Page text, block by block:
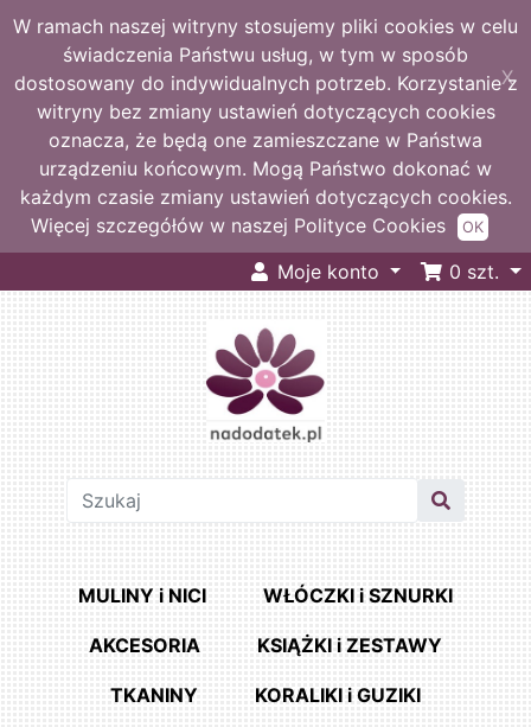
W ramach naszej witryny stosujemy pliki cookies w celu
świadczenia Państwu usług, w tym w sposób
dostosowany do indywidualnych potrzeb. Korzystanie z
witryny bez zmiany ustawień dotyczących cookies
oznacza, że będą one zamieszczane w Państwa
urządzeniu końcowym. Mogą Państwo dokonać w
każdym czasie zmiany ustawień dotyczących cookies.
Więcej szczegółów w naszej Polityce Cookies
X
OK
Moje konto 0 szt.
MULINY i NICI WŁÓCZKI i SZNURKI
AKCESORIA KSIĄŻKI i ZESTAWY
TKANINY KORALIKI i GUZIKI